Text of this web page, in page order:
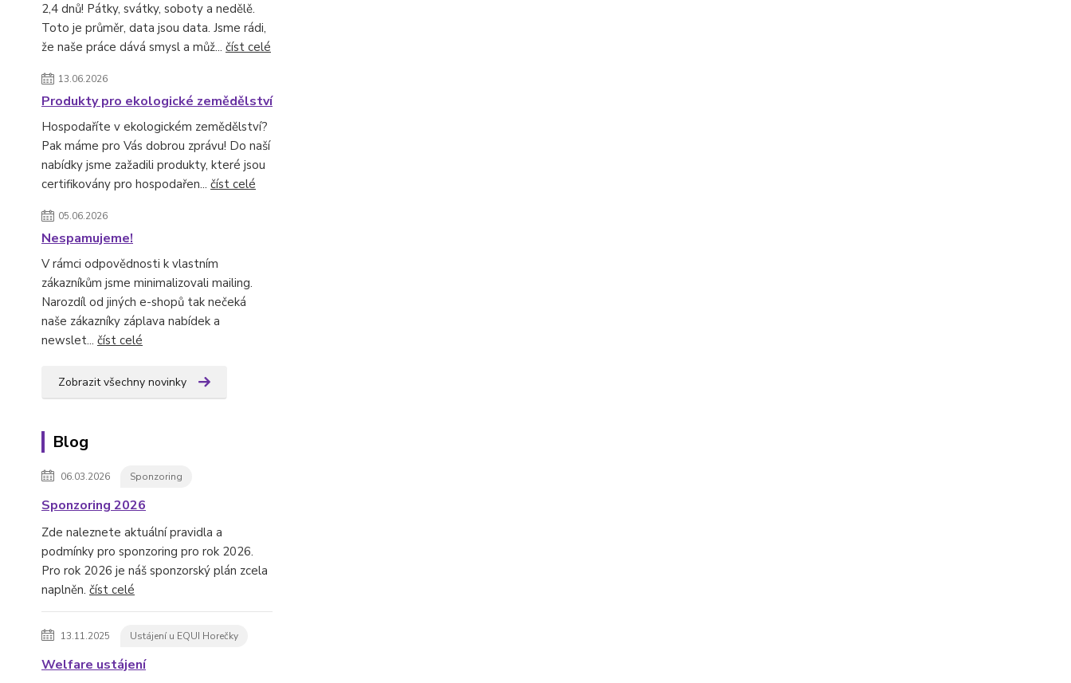
2,4 dnů! Pátky, svátky, soboty a nedělě.
Toto je průměr, data jsou data. Jsme rádi,
že naše práce dává smysl a můž... číst celé
13.06.2026
Produkty pro ekologické zemědělství
Hospodaříte v ekologickém zemědělství?
Pak máme pro Vás dobrou zprávu! Do naší
nabídky jsme zažadili produkty, které jsou
certifikovány pro hospodařen... číst celé
05.06.2026
Nespamujeme!
V rámci odpovědnosti k vlastním
zákazníkům jsme minimalizovali mailing.
Narozdíl od jiných e-shopů tak nečeká
naše zákazníky záplava nabídek a
newslet... číst celé
Zobrazit všechny novinky
Blog
06.03.2026 Sponzoring
Sponzoring 2026
Zde naleznete aktuální pravidla a
podmínky pro sponzoring pro rok 2026.
Pro rok 2026 je náš sponzorský plán zcela
naplněn. číst celé
13.11.2025 Ustájení u EQUI Horečky
Welfare ustájení